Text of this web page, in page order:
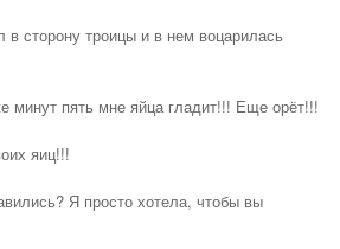
в сторону троицы и в нем воцарилась
минут пять мне яйца гладит!!! Еще орёт!!!
яиц!!!
Я просто хотела, чтобы вы